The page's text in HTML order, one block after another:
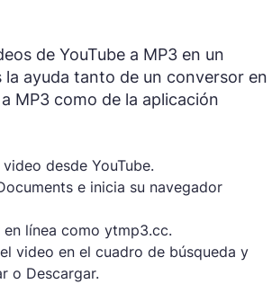
de YouTube a MP3 en un
la ayuda tanto de un conversor en
MP3 como de la aplicación
desde YouTube.
e inicia su navegador
línea como ytmp3.cc.
video en el cuadro de búsqueda y
o Descargar.